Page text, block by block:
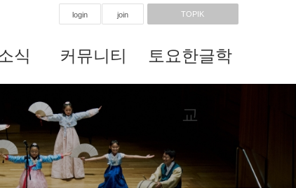
login join TOPIK
식 커뮤니티 토요한글학
교